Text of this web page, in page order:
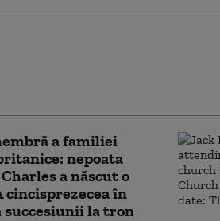
a familiei
nepoata
a născut o
cincisprezecea în
succesiunii la tron